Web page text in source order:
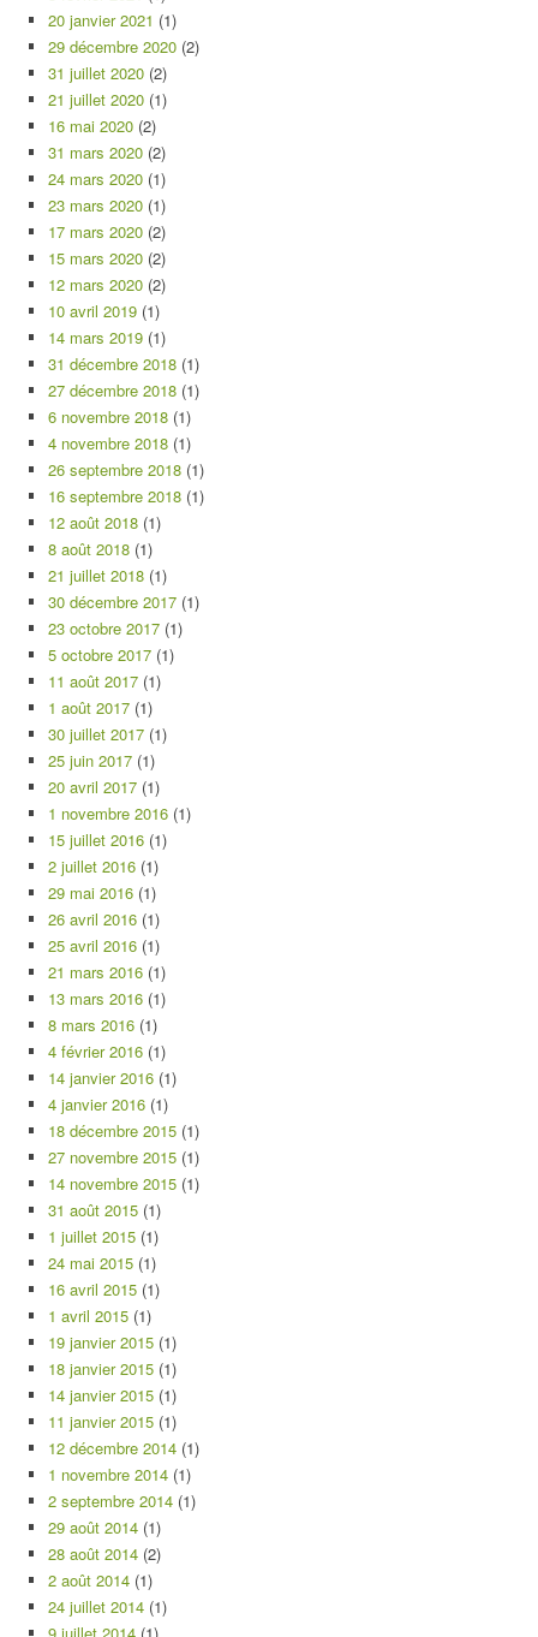
20 janvier 2021 (1)
29 décembre 2020 (2)
31 juillet 2020 (2)
21 juillet 2020 (1)
16 mai 2020 (2)
31 mars 2020 (2)
24 mars 2020 (1)
23 mars 2020 (1)
17 mars 2020 (2)
15 mars 2020 (2)
12 mars 2020 (2)
10 avril 2019 (1)
14 mars 2019 (1)
31 décembre 2018 (1)
27 décembre 2018 (1)
6 novembre 2018 (1)
4 novembre 2018 (1)
26 septembre 2018 (1)
16 septembre 2018 (1)
12 août 2018 (1)
8 août 2018 (1)
21 juillet 2018 (1)
30 décembre 2017 (1)
23 octobre 2017 (1)
5 octobre 2017 (1)
11 août 2017 (1)
1 août 2017 (1)
30 juillet 2017 (1)
25 juin 2017 (1)
20 avril 2017 (1)
1 novembre 2016 (1)
15 juillet 2016 (1)
2 juillet 2016 (1)
29 mai 2016 (1)
26 avril 2016 (1)
25 avril 2016 (1)
21 mars 2016 (1)
13 mars 2016 (1)
8 mars 2016 (1)
4 février 2016 (1)
14 janvier 2016 (1)
4 janvier 2016 (1)
18 décembre 2015 (1)
27 novembre 2015 (1)
14 novembre 2015 (1)
31 août 2015 (1)
1 juillet 2015 (1)
24 mai 2015 (1)
16 avril 2015 (1)
1 avril 2015 (1)
19 janvier 2015 (1)
18 janvier 2015 (1)
14 janvier 2015 (1)
11 janvier 2015 (1)
12 décembre 2014 (1)
1 novembre 2014 (1)
2 septembre 2014 (1)
29 août 2014 (1)
28 août 2014 (2)
2 août 2014 (1)
24 juillet 2014 (1)